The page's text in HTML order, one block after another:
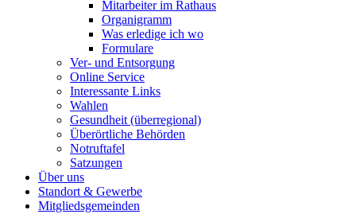
Mitarbeiter im Rathaus
Organigramm
Was erledige ich wo
Formulare
Ver- und Entsorgung
Online Service
Interessante Links
Wahlen
Gesundheit (überregional)
Überörtliche Behörden
Notruftafel
Satzungen
Über uns
Standort & Gewerbe
Mitgliedsgemeinden